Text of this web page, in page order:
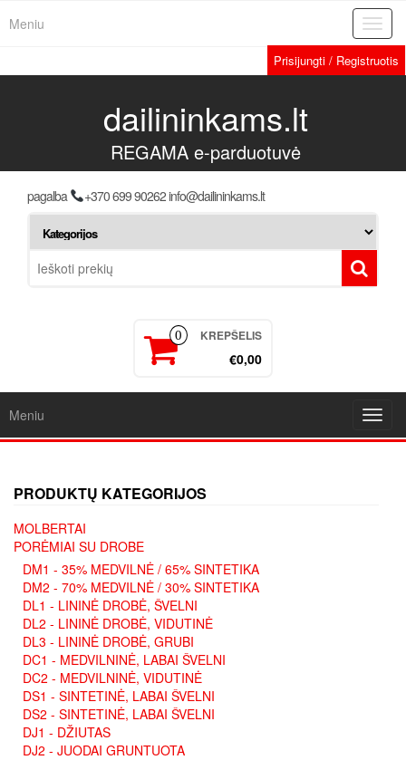
Meniu
Prisijungti / Registruotis
dailininkams.lt
REGAMA e-parduotuvė
pagalba +370 699 90262 info@dailininkams.lt
0 KREPŠELIS
€0,00
Meniu
PRODUKTŲ KATEGORIJOS
MOLBERTAI
PORĖMIAI SU DROBE
DM1 - 35% MEDVILNĖ / 65% SINTETIKA
DM2 - 70% MEDVILNĖ / 30% SINTETIKA
DL1 - LININĖ DROBĖ, ŠVELNI
DL2 - LININĖ DROBĖ, VIDUTINĖ
DL3 - LININĖ DROBĖ, GRUBI
DC1 - MEDVILNINĖ, LABAI ŠVELNI
DC2 - MEDVILNINĖ, VIDUTINĖ
DS1 - SINTETINĖ, LABAI ŠVELNI
DS2 - SINTETINĖ, LABAI ŠVELNI
DJ1 - DŽIUTAS
DJ2 - JUODAI GRUNTUOTA